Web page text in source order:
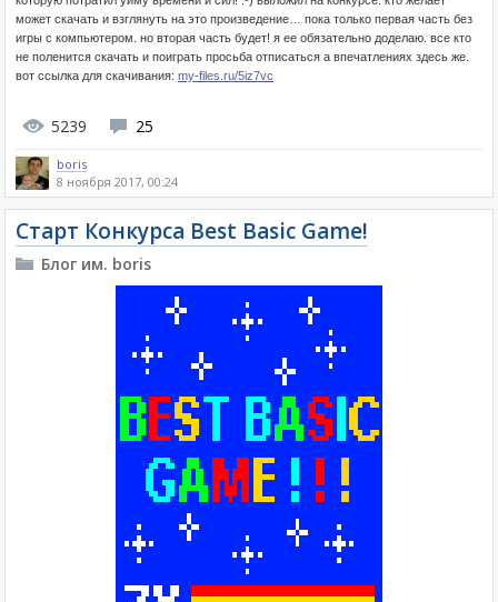
может скачать и взглянуть на это произведение… пока только первая часть без
игры с компьютером. но вторая часть будет! я ее обязательно доделаю. все кто
не поленится скачать и поиграть просьба отписаться а впечатлениях здесь же.
вот ссылка для скачивания: my-files.ru/5iz7vc
5239 25
boris
8 ноября 2017, 00:24
Старт Конкурса Best Basic Game!
Блог им. boris